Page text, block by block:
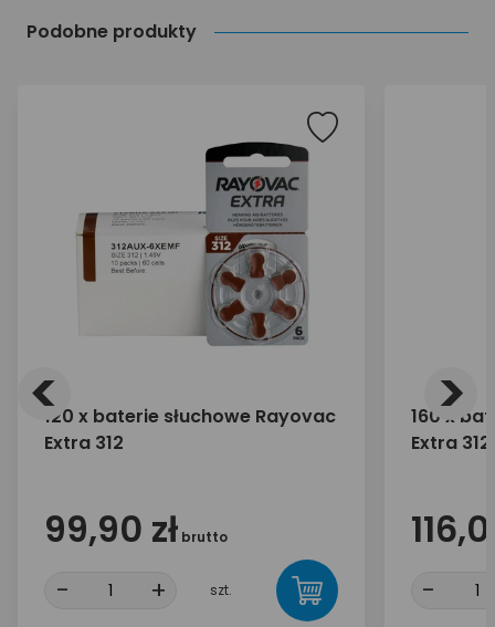
Podobne produkty
120 x baterie słuchowe Rayovac
Extra 312
99,90 zł brutto
- + szt.
160 x
Extra 312
-
< >